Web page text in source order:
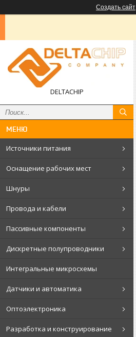
Создать сайт
DELTACHIP
Источники питания
Оснащение рабочих мест
Шнуры
Провода и кабели
Пассивные компоненты
Дискретные полупроводники
Интегральные микросхемы
Датчики и автоматика
Оптоэлектроника
Разработка и конструирование